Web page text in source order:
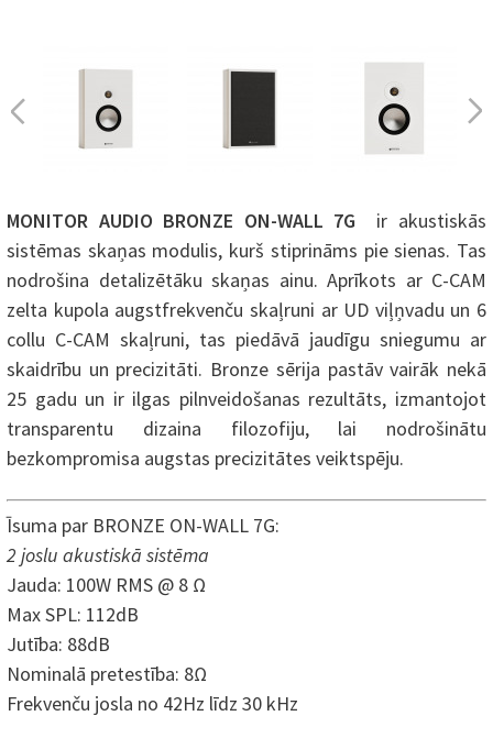
MONITOR AUDIO BRONZE ON-WALL 7G
ir akustiskās
sistēmas skaņas modulis, kurš stiprināms pie sienas. Tas
nodrošina detalizētāku skaņas ainu. Aprīkots ar C-CAM
zelta kupola augstfrekvenču skaļruni ar UD viļņvadu un 6
collu C-CAM skaļruni, tas piedāvā jaudīgu sniegumu ar
skaidrību un precizitāti. Bronze sērija pastāv vairāk nekā
25 gadu un ir ilgas pilnveidošanas rezultāts, izmantojot
transparentu dizaina filozofiju, lai nodrošinātu
bezkompromisa augstas precizitātes veiktspēju.
Īsuma par BRONZE ON-WALL 7G:
2 joslu akustiskā sistēma
Jauda: 100W RMS @ 8 Ω
Max SPL: 112dB
Jutība: 88dB
Nominalā pretestība: 8Ω
Frekvenču josla no 42Hz līdz 30 kHz